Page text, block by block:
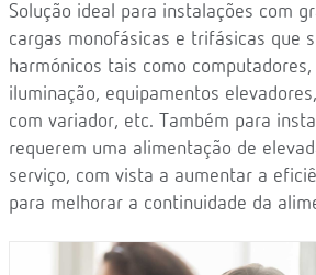
Solução ideal para instalações com
cargas monofásicas e trifásicas que
harmónicos tais como computadores,
iluminação, equipamentos
com variador, etc. Também para
requerem uma alimentação de
serviço, com vista a aumentar a
para melhorar a continuidade da